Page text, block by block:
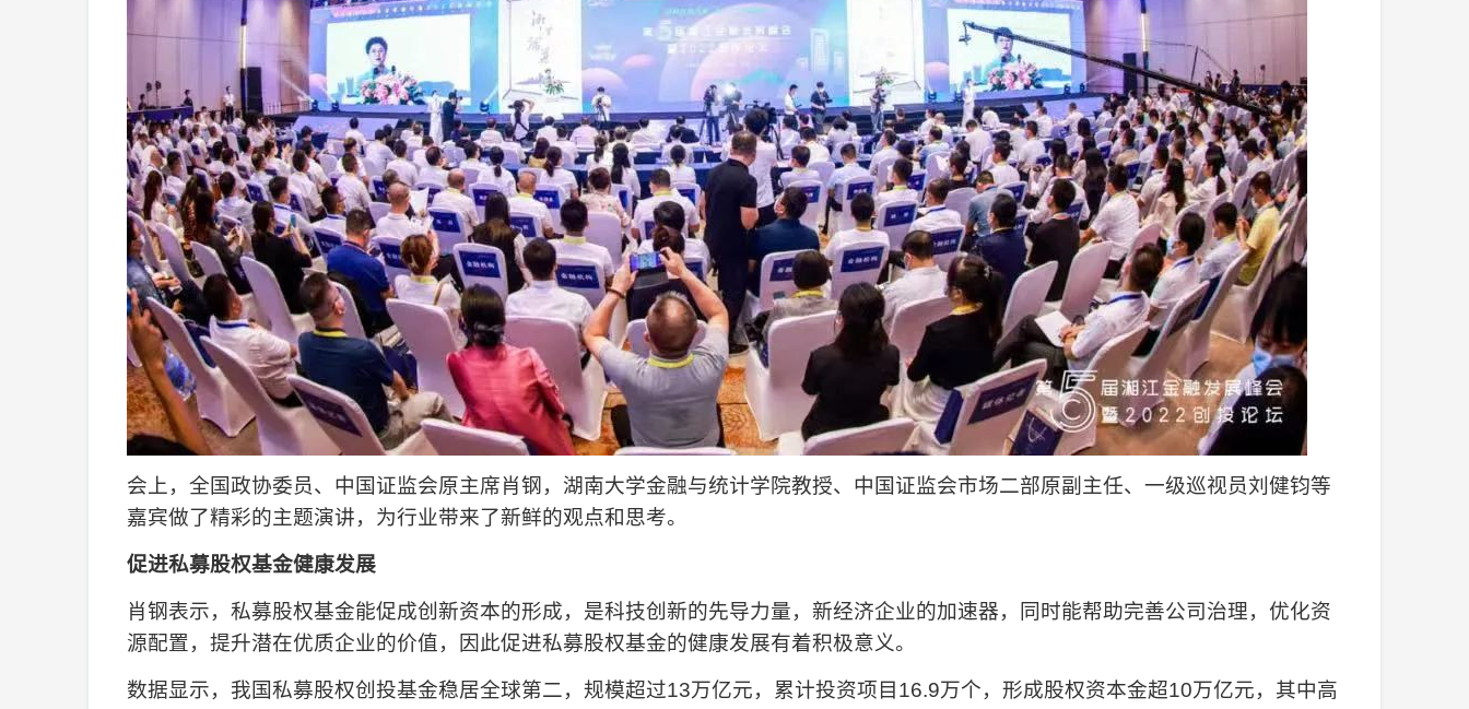
会上，全国政协委员、中国证监会原主席肖钢，湖南大学金融与统计学院教授、中国证监会市场二部原副主任、一级巡视员刘健钧等
嘉宾做了精彩的主题演讲，为行业带来了新鲜的观点和思考。
促进私募股权基金健康发展
肖钢表示，私募股权基金能促成创新资本的形成，是科技创新的先导力量，新经济企业的加速器，同时能帮助完善公司治理，优化资
源配置，提升潜在优质企业的价值，因此促进私募股权基金的健康发展有着积极意义。
数据显示，我国私募股权创投基金稳居全球第二，规模超过13万亿元，累计投资项目16.9万个，形成股权资本金超10万亿元，其中高